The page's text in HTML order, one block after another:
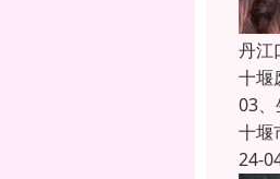
丹江
十
03
十堰
24-